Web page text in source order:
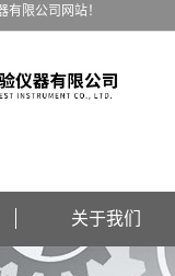
限公司网站！
关于我们